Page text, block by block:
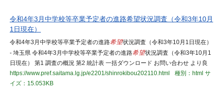
令和4年3月中学校等卒業予定者の進路希望状況調査（令和3年10月
1日現在）
令和4年3月中学校等卒業予定者の進路希望状況調査（令和3年10月1日現在）
- 埼玉県 令和4年3月中学校等卒業予定者の進路希望状況調査（令和3年10月1
日現在） 第1 調査の概況 第2 統計表 一括ダウンロード お問い合わせ より良
https://www.pref.saitama.lg.jp/e2201/shinrokibou202110.html
種別：html サ
イズ：15.053KB